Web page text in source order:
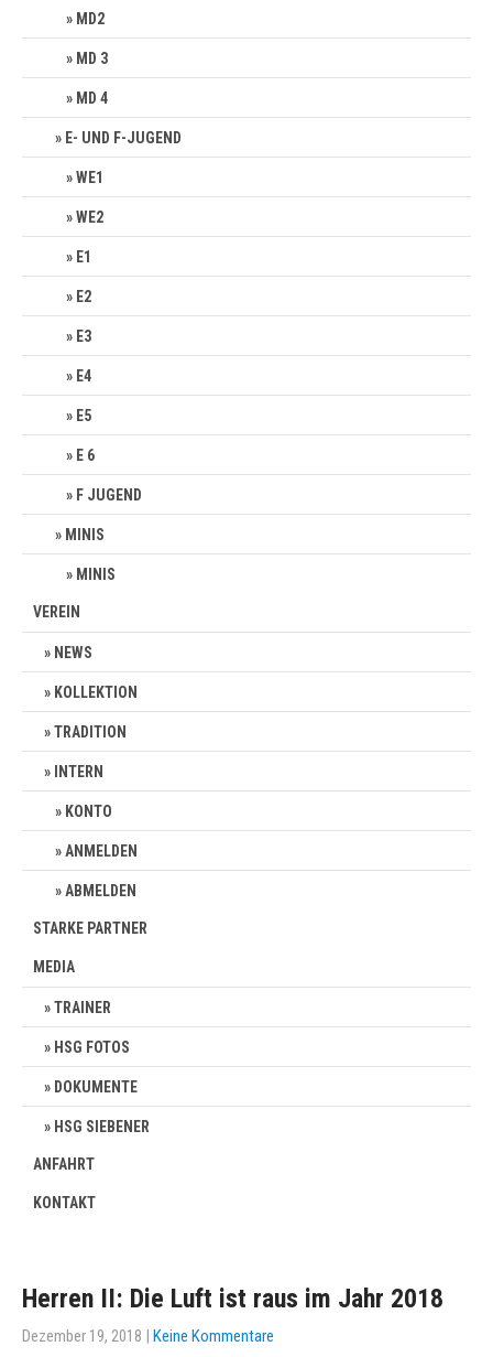
MD2
MD 3
MD 4
E- UND F-JUGEND
WE1
WE2
E1
E2
E3
E4
E5
E 6
F JUGEND
MINIS
MINIS
VEREIN
NEWS
KOLLEKTION
TRADITION
INTERN
KONTO
ANMELDEN
ABMELDEN
STARKE PARTNER
MEDIA
TRAINER
HSG FOTOS
DOKUMENTE
HSG SIEBENER
ANFAHRT
KONTAKT
Herren II: Die Luft ist raus im Jahr 2018
Dezember 19, 2018 | Keine Kommentare